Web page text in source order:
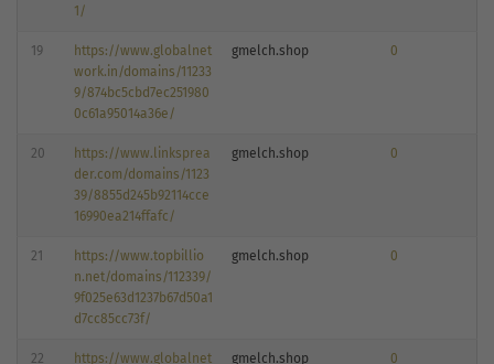
1/
19
https://www.globalnet
work.in/domains/11233
9/874bc5cbd7ec251980
0c61a95014a36e/
gmelch.shop 0
20
https://www.linksprea
der.com/domains/1123
39/8855d245b92114cce
16990ea214ffafc/
gmelch.shop 0
21
https://www.topbillio
n.net/domains/112339/
9f025e63d1237b67d50a1
d7cc85cc73f/
gmelch.shop 0
22
https://www.globalnet
gmelch.shop 0